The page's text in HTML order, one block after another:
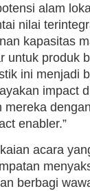
alam
nilai
kapasitas
untuk produk
ini menjadi
impact
mereka
enabler.”
acara
berbagi